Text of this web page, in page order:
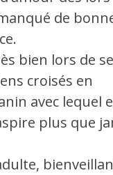
de
bien lors de
croisés en
avec lequel
plus que